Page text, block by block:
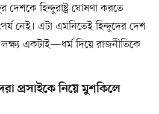
দেশকে হিন্দুরাষ্ট্র ঘোষণা করতে
নেই। এটা এমনিতেই হিন্দুদের দেশ
একটাই—ধর্ম দিয়ে রাজনীতিকে
প্রসাইকে নিয়ে মুশকিলে